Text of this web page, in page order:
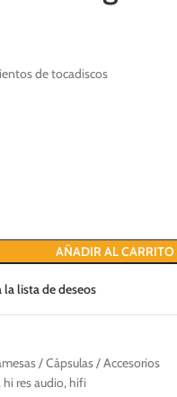
de tocadiscos
AÑADIR AL CARRITO
la lista de deseos
/ Cápsulas / Accesorios
hi res audio, hifi